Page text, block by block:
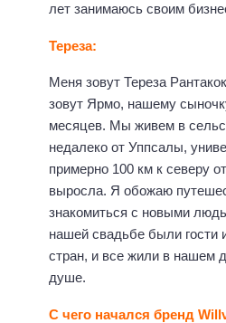
лет занимаюсь своим
Тереза:
Меня зовут Тереза
зовут Ярмо, нашему
месяцев. Мы живем в
недалеко от Уппсалы,
примерно 100 км к северу
выросла. Я обожаю
знакомиться с новыми
нашей свадьбе были гости
стран, и все жили в нашем
душе.
С чего начался бренд